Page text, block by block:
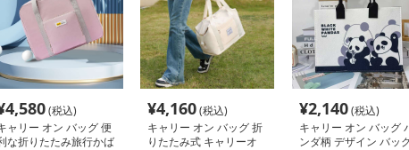
4,580(税込)
ャリー オン バッグ 便
な折りたたみ旅行かば
¥4,160(税込)
キャリー オン バッグ 折
りたたみ式 キャリーオ
¥2,140(税込)
キャリー オン バッグ
ンダ柄 デザイン バッ